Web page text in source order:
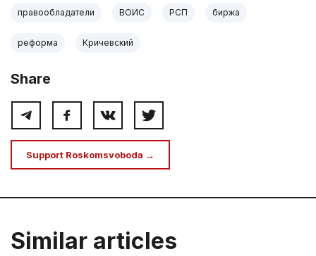
правообладатели ВОИС РСП биржа
реформа Кричевский
Share
Support Roskomsvoboda →
Similar articles